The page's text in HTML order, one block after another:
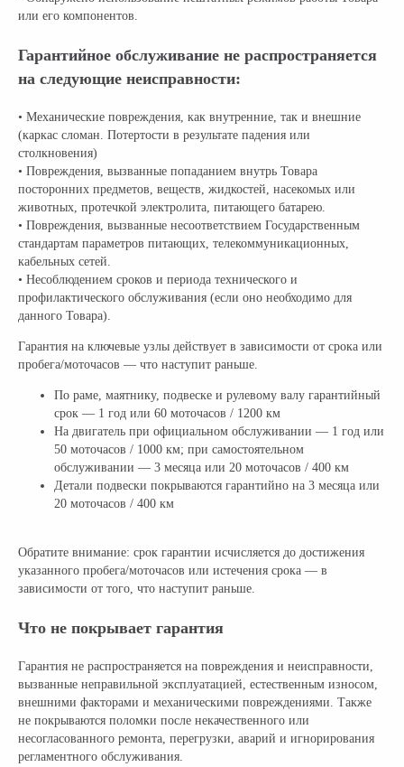
или его компонентов.
Гарантийное обслуживание не распространяется
на следующие неисправности:
• Механические повреждения, как внутренние, так и внешние
(каркас сломан. Потертости в результате падения или
столкновения)
• Повреждения, вызванные попаданием внутрь Товара
посторонних предметов, веществ, жидкостей, насекомых или
животных, протечкой электролита, питающего батарею.
• Повреждения, вызванные несоответствием Государственным
стандартам параметров питающих, телекоммуникационных,
кабельных сетей.
• Несоблюдением сроков и периода технического и
профилактического обслуживания (если оно необходимо для
данного Товара).
Гарантия на ключевые узлы действует в зависимости от срока или
пробега/моточасов — что наступит раньше.
По раме, маятнику, подвеске и рулевому валу гарантийный
срок — 1 год или 60 моточасов / 1200 км
На двигатель при официальном обслуживании — 1 год или
50 моточасов / 1000 км; при самостоятельном
обслуживании — 3 месяца или 20 моточасов / 400 км
Детали подвески покрываются гарантийно на 3 месяца или
20 моточасов / 400 км
Обратите внимание: срок гарантии исчисляется до достижения
указанного пробега/моточасов или истечения срока — в
зависимости от того, что наступит раньше.
Что не покрывает гарантия
Гарантия не распространяется на повреждения и неисправности,
вызванные неправильной эксплуатацией, естественным износом,
внешними факторами и механическими повреждениями. Также
не покрываются поломки после некачественного или
несогласованного ремонта, перегрузки, аварий и игнорирования
регламентного обслуживания.